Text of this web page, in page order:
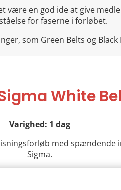
være en god ide at give
for faserne i forløbet.
som Green Belts og
White
Varighed: 1 dag
med
Sigma.